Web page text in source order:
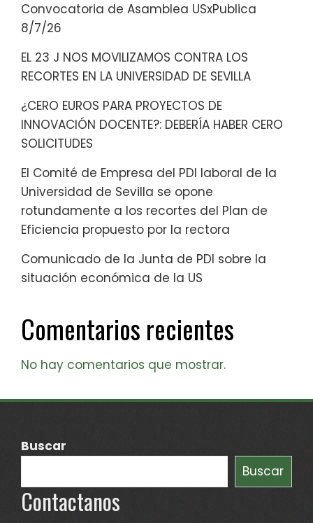
Convocatoria de Asamblea USxPublica
8/7/26
EL 23 J NOS MOVILIZAMOS CONTRA LOS
RECORTES EN LA UNIVERSIDAD DE SEVILLA
¿CERO EUROS PARA PROYECTOS DE
INNOVACIÓN DOCENTE?: DEBERÍA HABER CERO
SOLICITUDES
El Comité de Empresa del PDI laboral de la
Universidad de Sevilla se opone
rotundamente a los recortes del Plan de
Eficiencia propuesto por la rectora
Comunicado de la Junta de PDI sobre la
situación económica de la US
Comentarios recientes
No hay comentarios que mostrar.
Buscar
Buscar
Contactanos